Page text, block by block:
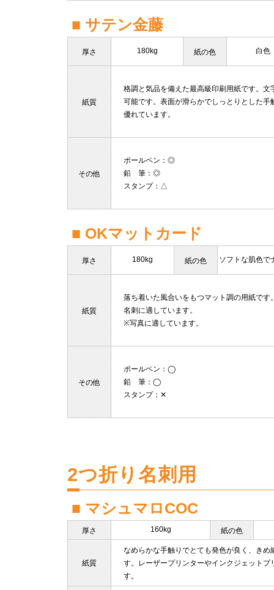
■ サテン金藤
厚さ 180kg 紙の色 白色
紙質
格調と気品を備えた最高級印刷用紙です。
可能です。表面が滑らかでしっとりとした
優れています。
その他
ポールペン ：◎
鉛 筆 ：◎
スタンプ：△
■ OKマットカード
厚さ 180kg 紙の色 ソフトな肌色で
紙質
落ち着いた風合いをもつマット調の用紙で
名刺に適しています。
※写真に適しています。
その他
ポールペン ：◯
鉛 筆 ：◯
スタンプ：✕
2つ折り名刺用
■ マシュマロCOC
厚さ 160kg 紙の色
紙質
なめらかな手触りでとても発色が良く、き
す。レーザープリンターやインクジェット
す。